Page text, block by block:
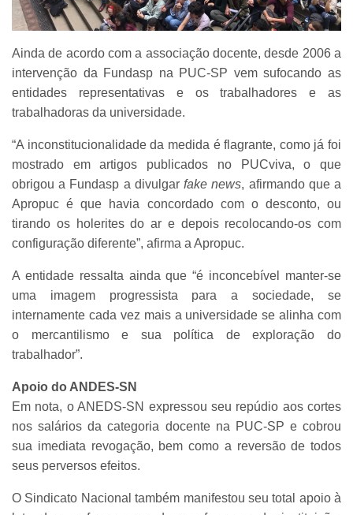
Ainda de acordo com a associação docente, desde 2006 a
intervenção da Fundasp na PUC-SP vem sufocando as
entidades representativas e os trabalhadores e as
trabalhadoras da universidade.
“A inconstitucionalidade da medida é flagrante, como já foi
mostrado em artigos publicados no PUCviva, o que
obrigou a Fundasp a divulgarfake news, afirmando que a
Apropuc é que havia concordado com o desconto, ou
tirando os holerites do ar e depois recolocando-os com
configuração diferente”, afirma a Apropuc.
A entidade ressalta ainda que “é inconcebível manter-se
uma imagem progressista para a sociedade, se
internamente cada vez mais a universidade se alinha com
o mercantilismo e sua política de exploração do
trabalhador”.
Apoio do ANDES-SN
Em nota, o ANEDS-SN expressou seu repúdio aos cortes
nos salários da categoria docente na PUC-SP e cobrou
sua imediata revogação, bem como a reversão de todos
seus perversos efeitos.
O Sindicato Nacional também manifestou seu total apoio à